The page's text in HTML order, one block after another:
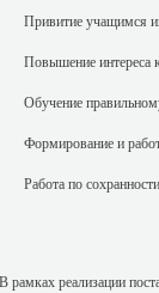
учащимся
интереса к
правильному
и работа
Работа по
реализации